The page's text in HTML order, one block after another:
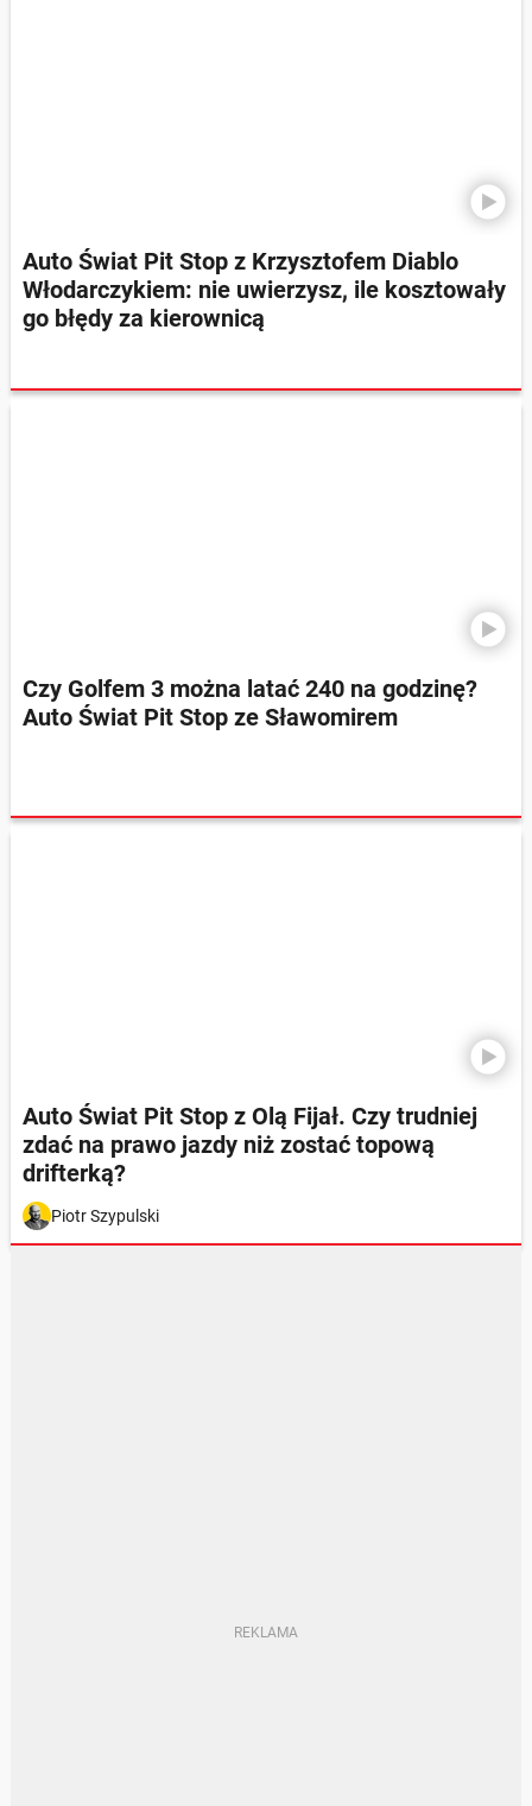
Auto Świat Pit Stop z Krzysztofem Diablo
Włodarczykiem: nie uwierzysz, ile kosztowały
go błędy za kierownicą
Czy Golfem 3 można latać 240 na godzinę?
Auto Świat Pit Stop ze Sławomirem
Auto Świat Pit Stop z Olą Fijał. Czy trudniej
zdać na prawo jazdy niż zostać topową
drifterką?
Piotr Szypulski